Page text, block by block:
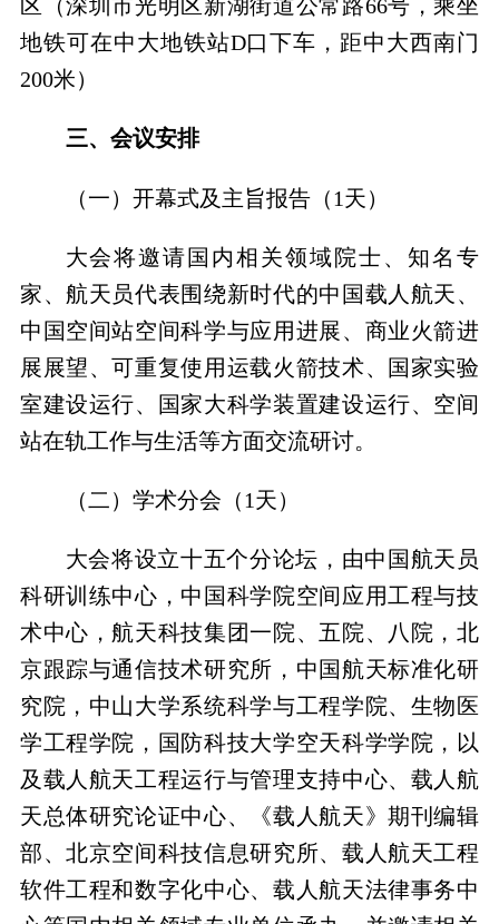
区（深圳市光明区新湖街道公常路66号，乘坐
地铁可在中大地铁站D口下车，距中大西南门
200米）
三、会议安排
（一） 开幕式及主旨报告（1天）
大会将邀请国内相关领域院士、知名专
家、航天员代表围绕新时代的中国载人航天、
中国空间站空间科学与应用进展、商业火箭进
展展望、可重复使用运载火箭技术、国家实验
室建设运行、国家大科学装置建设运行、空间
站在轨工作与生活等方面交流研讨。
（二）学术分会（1天）
大会将设立十五个分论坛，由中国航天员
科研训练中心，中国科学院空间应用工程与技
术中心，航天科技集团一院、五院、八院，北
京跟踪与通信技术研究所，中国航天标准化研
究院，中山大学系统科学与工程学院、生物医
学工程学院，国防科技大学空天科学学院，以
及 载人航天工程运行与管理支持中心、载人航
天总体研究论证中心、
《载人航天》期刊编辑
部、北京空间科技信息研究所、载人航天工程
软件工程和数字化中心、载人航天法律事务中